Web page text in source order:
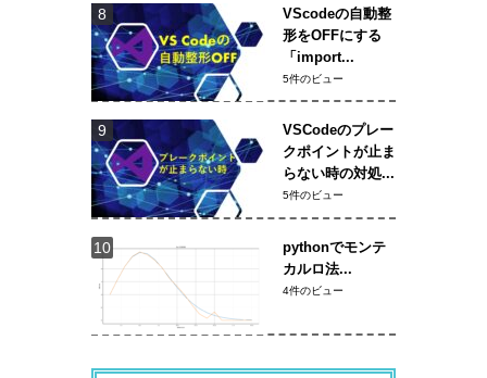
VScodeの自動整
形をOFFにする
「import...
5件のビュー
VSCodeのプレー
クポイントが止ま
らない時の対処...
5件のビュー
pythonでモンテ
カルロ法...
4件のビュー